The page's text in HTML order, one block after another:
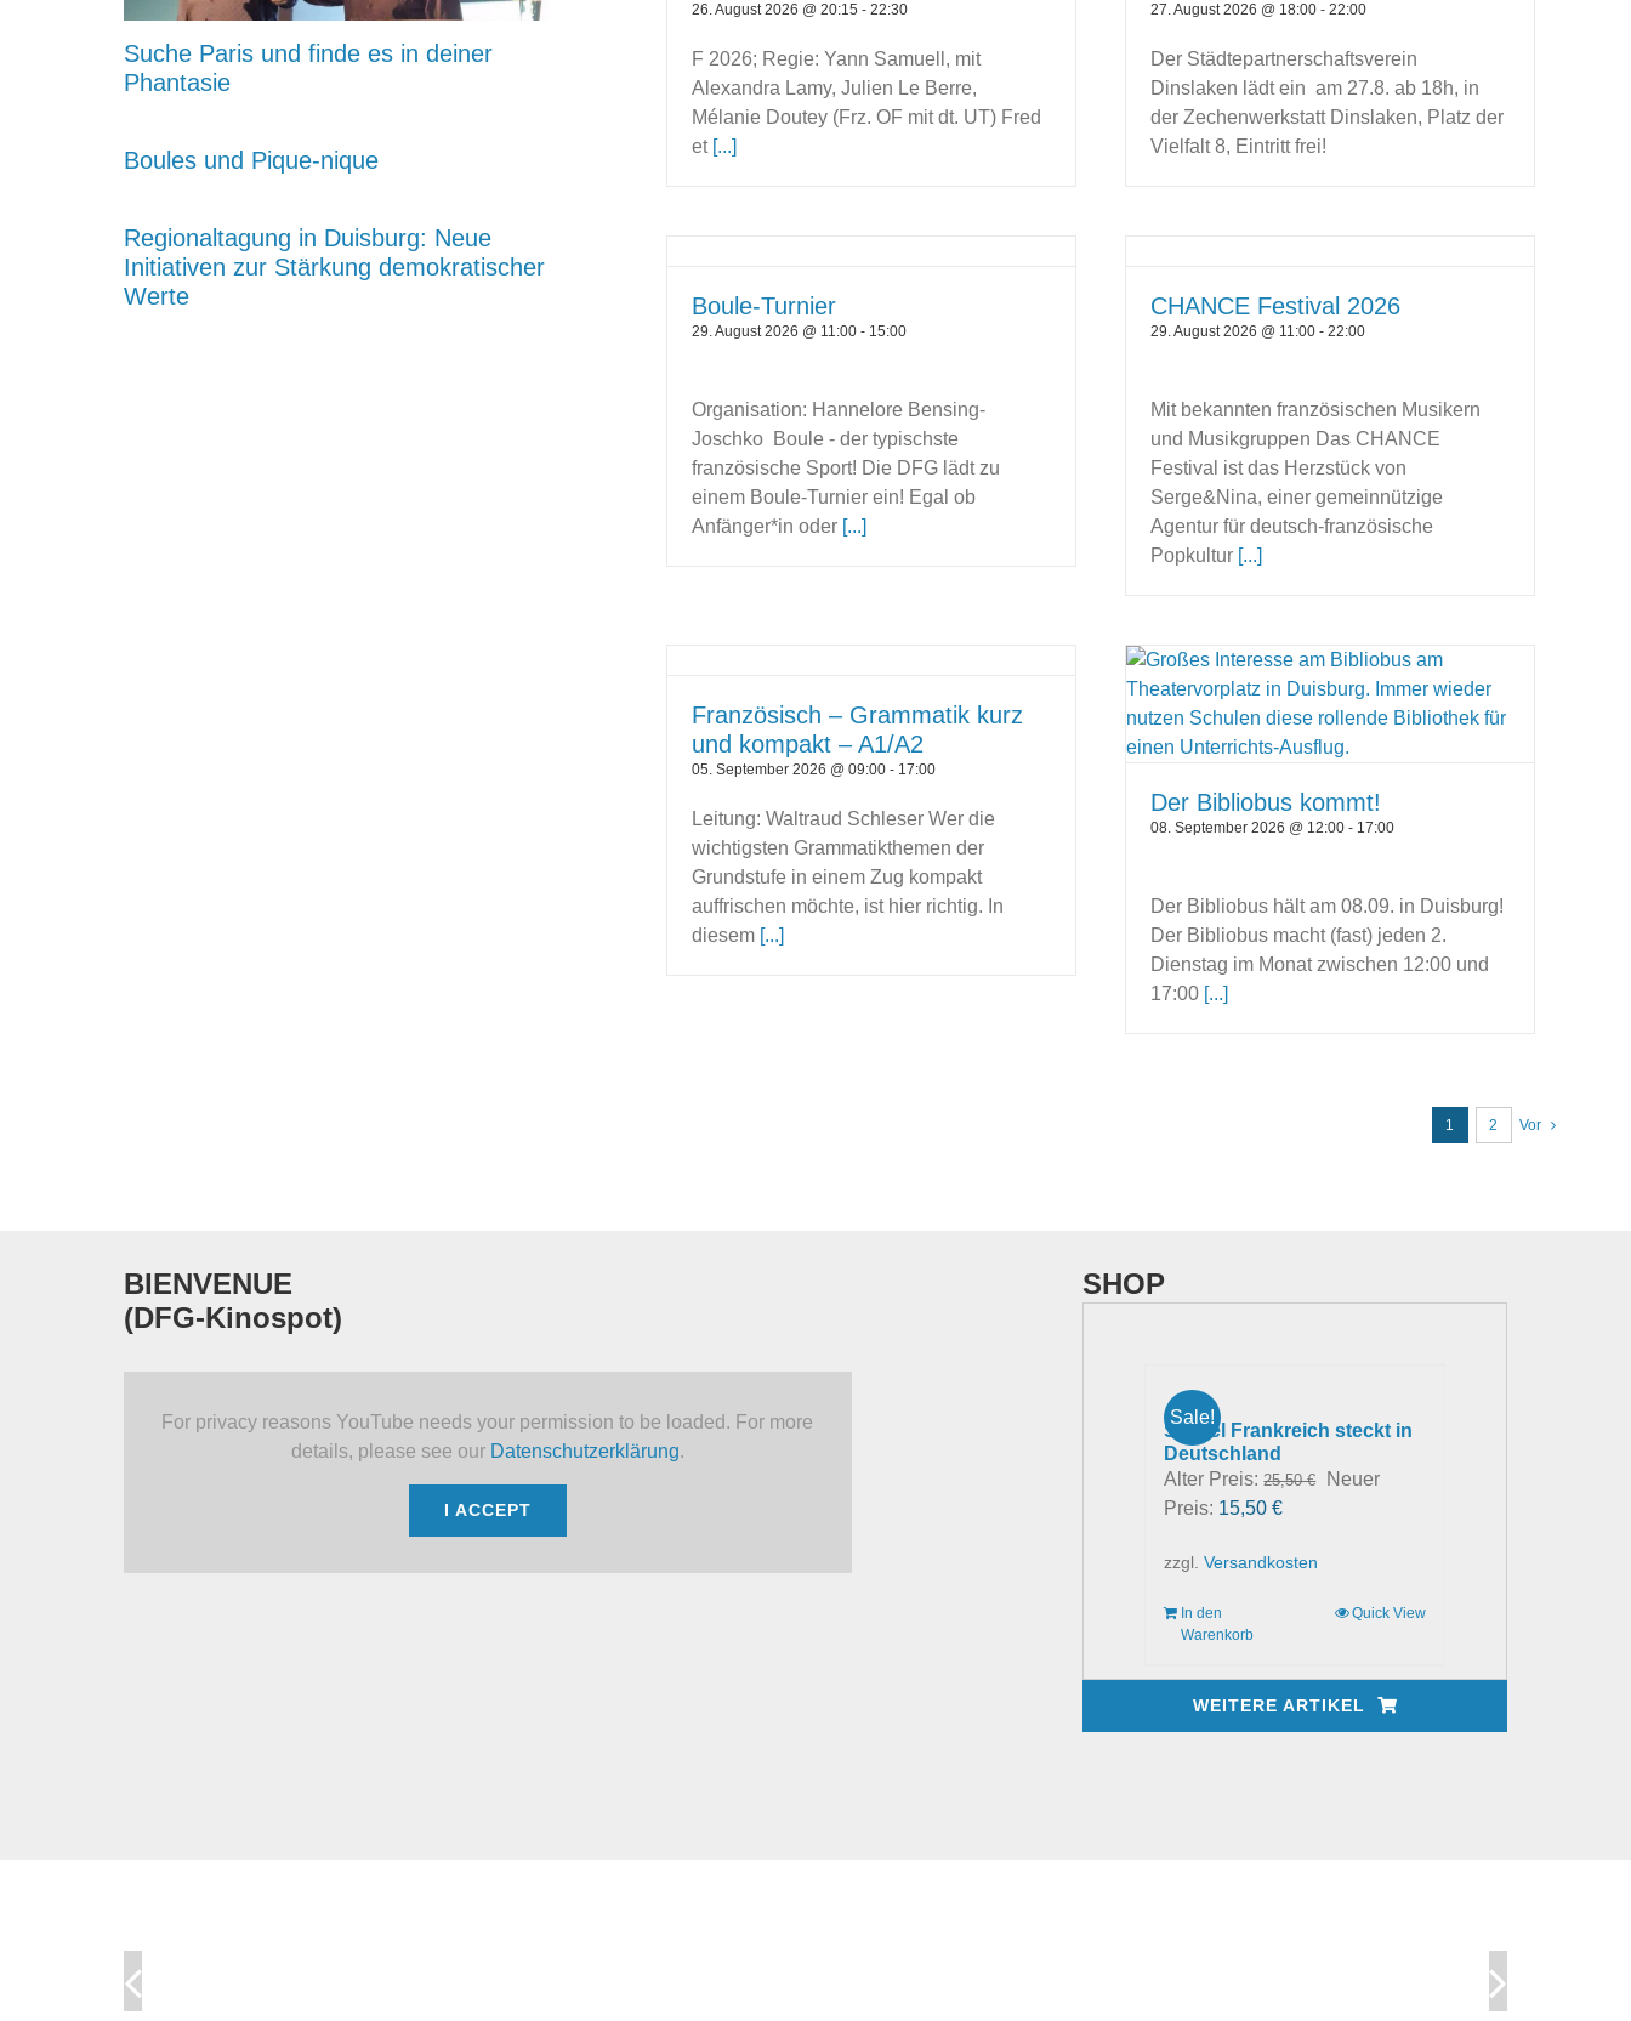
Suche Paris und finde es in deiner
Phantasie
Boules und Pique-nique
Regionaltagung in Duisburg: Neue
Initiativen zur Stärkung demokratischer
Werte
26. August 2026 @ 20:15 -22:30
F 2026; Regie: Yann Samuell, mit
Alexandra Lamy, Julien Le Berre,
Mélanie Doutey (Frz. OF mit dt. UT) Fred
et [...]
27. August 2026 @ 18:00 -22:00
Der Städtepartnerschaftsverein
Dinslaken lädt ein am 27.8. ab 18h, in
der Zechenwerkstatt Dinslaken, Platz der
Vielfalt 8, Eintritt frei!
Boule-Turnier
29. August 2026 @ 11:00 - 15:00
Organisation: Hannelore Bensing-
Joschko Boule - der typischste
französische Sport! Die DFG lädt zu
einem Boule-Turnier ein! Egal ob
Anfänger*in oder [...]
CHANCE Festival 2026
29. August 2026 @ 11:00 -22:00
Mit bekannten französischen Musikern
und Musikgruppen Das CHANCE
Festival ist das Herzstück von
Serge&Nina, einer gemeinnützige
Agentur für deutsch-französische
Popkultur [...]
Französisch – Grammatik kurz
und kompakt – A1/A2
05. September 2026 @ 09:00 - 17:00
Leitung: Waltraud Schleser Wer die
wichtigsten Grammatikthemen der
Grundstufe in einem Zug kompakt
auffrischen möchte, ist hier richtig. In
diesem [...]
Der Bibliobus kommt!
08. September 2026 @ 12:00 - 17:00
Der Bibliobus hält am 08.09. in Duisburg!
Der Bibliobus macht (fast) jeden 2.
Dienstag im Monat zwischen 12:00 und
17:00 [...]
1 2 Vor
BIENVENUE
(DFG-Kinospot)
For privacy reasons YouTube needs your permission to be loaded. For more
details, please see our Datenschutzerklärung.
I ACCEPT
SHOP
Sale!
So viel Frankreich steckt in
Deutschland
Alter Preis: 25,50€
Ursprünglicher
Neuer
Preis: 15,50€Aktueller
ist:
zzgl.Versandkosten
In den
Warenkorb
Quick View
WEITERE ARTIKEL